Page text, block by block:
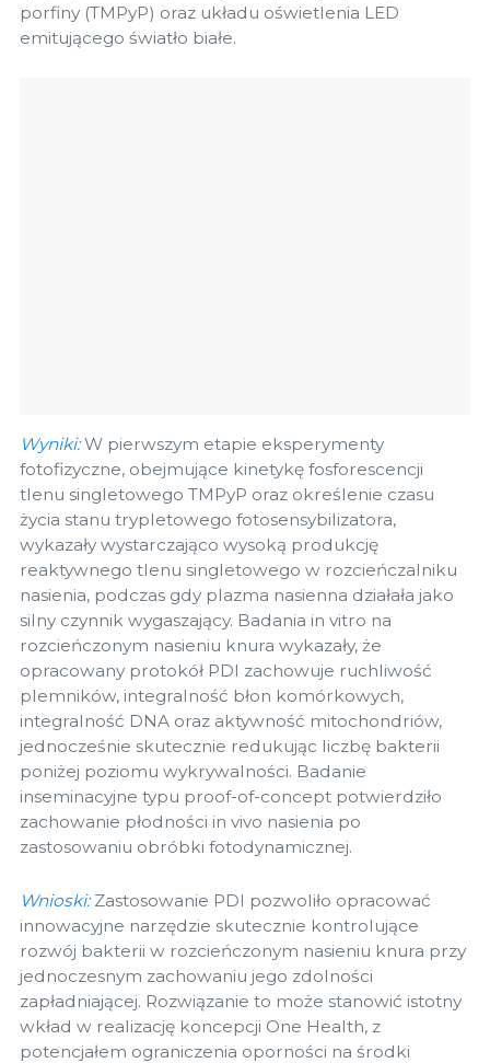
porfiny (TMPyP) oraz układu oświetlenia LED
emitującego światło białe.
Wyniki:W pierwszym etapie eksperymenty
fotofizyczne, obejmujące kinetykę fosforescencji
tlenu singletowego TMPyP oraz określenie czasu
życia stanu trypletowego fotosensybilizatora,
wykazały wystarczająco wysoką produkcję
reaktywnego tlenu singletowego w rozcieńczalniku
nasienia, podczas gdy plazma nasienna działała jako
silny czynnik wygaszający. Badania in vitro na
rozcieńczonym nasieniu knura wykazały, że
opracowany protokół PDI zachowuje ruchliwość
plemników, integralność błon komórkowych,
integralność DNA oraz aktywność mitochondriów,
jednocześnie skutecznie redukując liczbę bakterii
poniżej poziomu wykrywalności. Badanie
inseminacyjne typu proof-of-concept potwierdziło
zachowanie płodności in vivo nasienia po
zastosowaniu obróbki fotodynamicznej.
Wnioski:Zastosowanie PDI pozwoliło opracować
innowacyjne narzędzie skutecznie kontrolujące
rozwój bakterii w rozcieńczonym nasieniu knura przy
jednoczesnym zachowaniu jego zdolności
zapładniającej. Rozwiązanie to może stanowić istotny
wkład w realizację koncepcji One Health, z
potencjałem ograniczenia oporności na środki